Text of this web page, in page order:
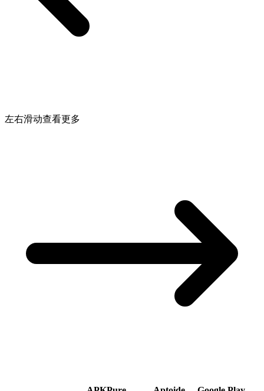
左右滑动查看更多